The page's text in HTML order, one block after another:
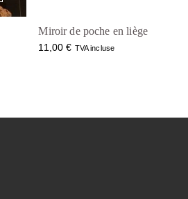
Miroir de poche en liège
11,00€ TVA incluse